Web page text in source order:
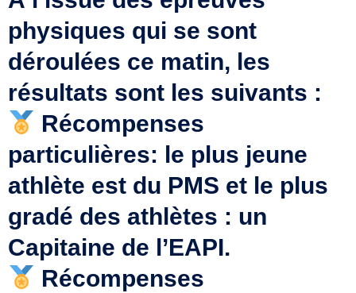
physiques qui se sont
déroulées ce matin, les
résultats sont les suivants :
Récompenses
particulières: le plus jeune
athlète est du PMS et le plus
gradé des athlètes : un
Capitaine de l’EAPI.
Récompenses